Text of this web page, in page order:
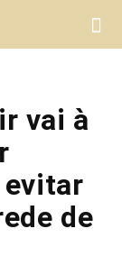
vai à
evitar
de